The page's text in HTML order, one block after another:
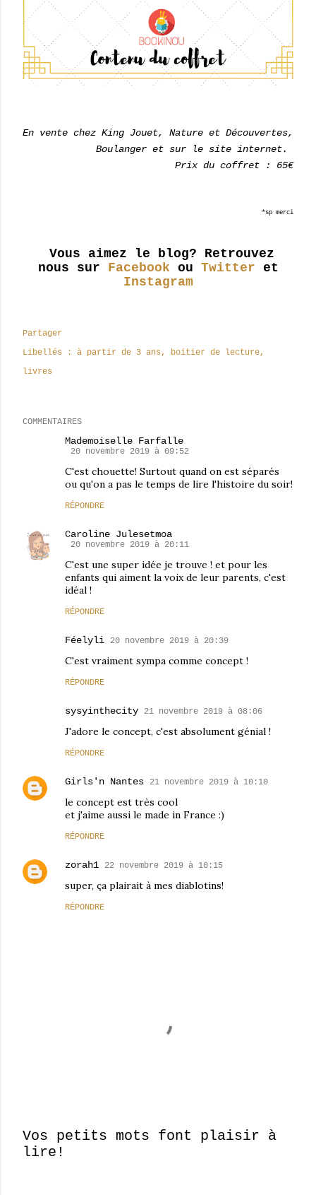
En vente chez King Jouet, Nature et Découvertes,
Boulanger et sur le site internet.
Prix du coffret : 65€
*sp merci
Vous aimez le blog? Retrouvez
nous sur Facebook ou Twitter et
Instagram
Partager
Libellés :
à partir de 3 ans
boitier de lecture
livres
COMMENTAIRES
Mademoiselle Farfalle
20 novembre 2019 à 09:52
C'est chouette! Surtout quand on est séparés
ou qu'on a pas le temps de lire l'histoire du soir!
RÉPONDRE
Caroline Julesetmoa
20 novembre 2019 à 20:11
C'est une super idée je trouve ! et pour les
enfants qui aiment la voix de leur parents, c'est
idéal !
RÉPONDRE
Féelyli 20 novembre 2019 à 20:39
C'est vraiment sympa comme concept !
RÉPONDRE
sysyinthecity 21 novembre 2019 à 08:06
J'adore le concept, c'est absolument génial !
RÉPONDRE
Girls'n Nantes 21 novembre 2019 à 10:10
le concept est très cool
et j'aime aussi le made in France :)
RÉPONDRE
zorah1 22 novembre 2019 à 10:15
super, ça plairait à mes diablotins!
RÉPONDRE
E
Vos petits mots font plaisir à
lire!